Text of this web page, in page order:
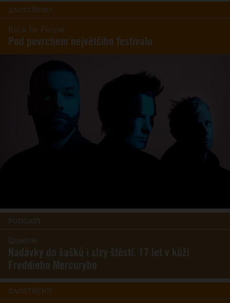
ZAOSTŘENO
Rock for People
Pod povrchem největšího festivalu
PODCAST
Queenie
Nadávky do šašků i slzy štěstí. 17 let v kůži
Freddieho Mercuryho
ZAOSTŘENO